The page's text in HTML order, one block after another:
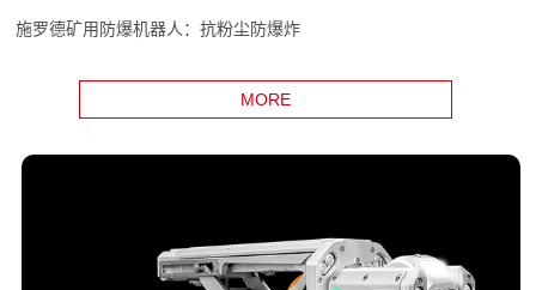
施罗德矿用防爆机器人：抗粉尘防爆炸
MORE